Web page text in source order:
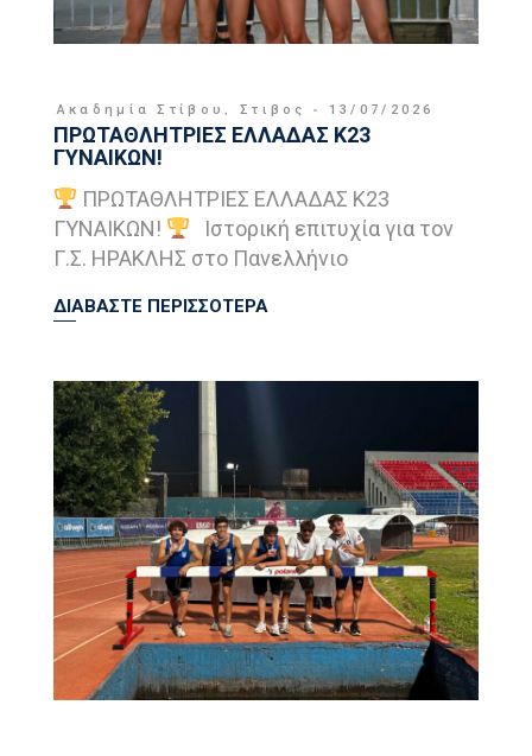
Ακαδημία Στίβου , Στιβος 13/07/2026
ΠΡΩΤΑΘΛΗΤΡΙΕΣ ΕΛΛΑΔΑΣ Κ23
ΓΥΝΑΙΚΩΝ!
ΠΡΩΤΑΘΛΗΤΡΙΕΣ ΕΛΛΑΔΑΣ Κ23
ΓΥΝΑΙΚΩΝ!
Ιστορική επιτυχία για τον
Γ.Σ. ΗΡΑΚΛΗΣ στο Πανελλήνιο
ΔΙΑΒΑΣΤΕ ΠΕΡΙΣΣΟΤΕΡΑ